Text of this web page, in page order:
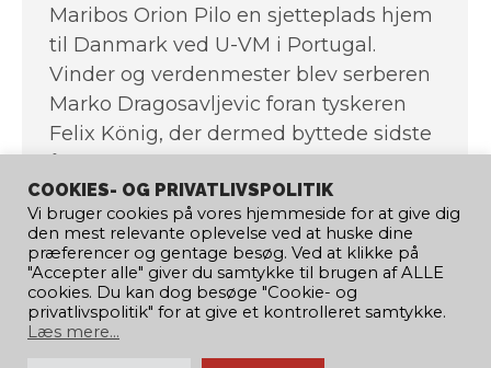
Maribos Orion Pilo en sjetteplads hjem
til Danmark ved U-VM i Portugal.
Vinder og verdenmester blev serberen
Marko Dragosavljevic foran tyskeren
Felix König, der dermed byttede sidste
sølvmedalje.
← 1 … 503 504 505
506
COOKIES- OG PRIVATLIVSPOLITIK
Vi bruger cookies på vores hjemmeside for at give dig
den mest relevante oplevelse ved at huske dine
præferencer og gentage besøg. Ved at klikke på
"Accepter alle" giver du samtykke til brugen af ​​ALLE
cookies. Du kan dog besøge "Cookie- og
privatlivspolitik" for at give et kontrolleret samtykke.
Læs mere...